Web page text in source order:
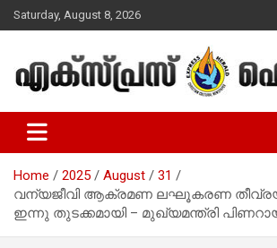
Skip
to
Saturday, August 8, 2026
Express Herald –
Christian News
Home 2025 August
31
വന്യജീവി ആക്രമണ ലഘൂകരണ
ഇന്നു തുടക്കമായി – മുഖ്യമന്ത്രി